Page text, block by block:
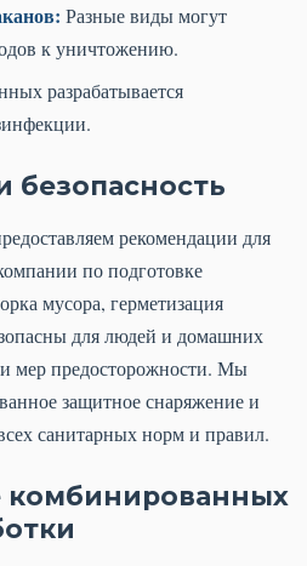
Разные виды могут
к уничтожению.
разрабатывается
безопасность
рекомендации для
по подготовке
мусора, герметизация
для людей и домашних
мер предосторожности. Мы
защитное снаряжение и
санитарных норм и правил.
комбинированных